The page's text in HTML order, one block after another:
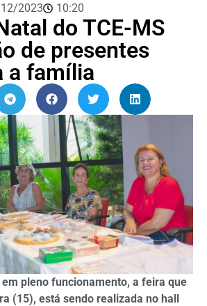
2023 10:20
do TCE-MS
de presentes
a família
pleno funcionamento, a feira que
(15), está sendo realizada no hall